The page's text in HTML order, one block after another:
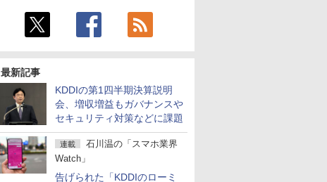
最新記事
KDDIの第1四半期決算説明
会、増収増益もガバナンスや
セキュリティ対策などに課題
連載
石川温の「スマホ業界
Watch」
告げられた「KDDIのローミ